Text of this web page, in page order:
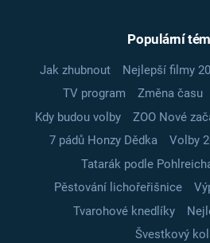
Populární
Jak zhubnout Nejlepší filmy
TV program
Změna času
Kdy budou volby
ZOO Nové
7 pádů Honzy Dědka
Volby
Tatarák podle
Pěstování lichořeřišnice
Tvarohové knedlíky
Švestkový